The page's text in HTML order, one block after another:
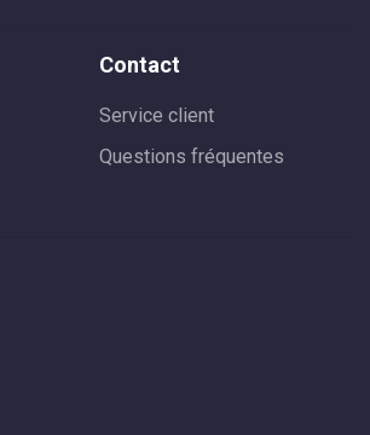
Contact
Service client
Questions fréquentes